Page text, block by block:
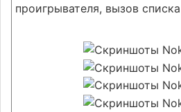
проигрывателя, вызов